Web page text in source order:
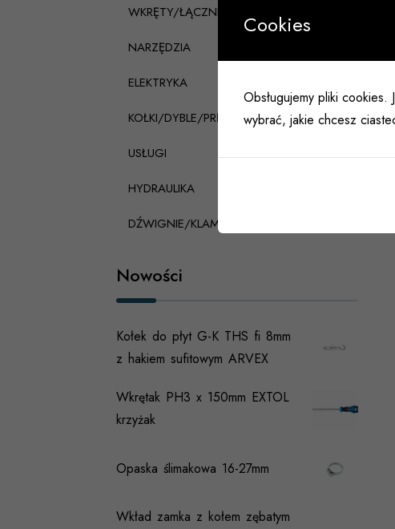
WKRĘTY/ŁĄCZNIKI CIESIELSKIE
NARZĘDZIA
ELEKTRYKA
KOŁKI/DYBLE/PRĘTY
USŁUGI
HYDRAULIKA
DŹWIGNIE/KLAMKI PANICZNE
Nowości
Kołek do płyt G-K THS fi 8mm
z hakiem sufitowym ARVEX
Wkrętak PH3 x 150mm EXTOL
krzyżak
Opaska ślimakowa 16-27mm
Wkład zamka z kołem zębatym
Cookies
Obsługujemy pliki
wybrać, jakie chcesz